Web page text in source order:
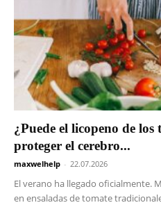
¿Puede el licopeno de
proteger el cerebro...
maxwelhelp - 22.07.2026
El verano ha llegado oficialmente.
en ensaladas de tomate